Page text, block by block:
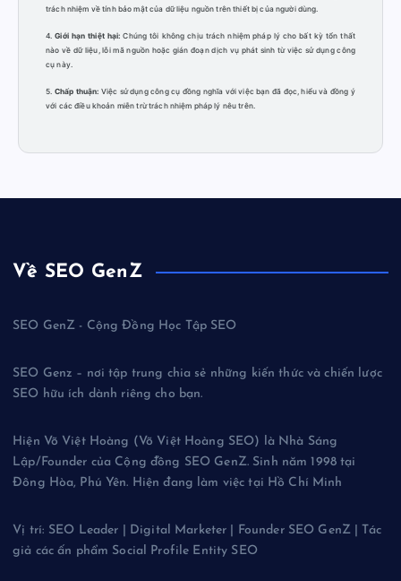
trách nhiệm về tính bảo mật của dữ liệu nguồn trên thiết bị của người dùng.
4.Giới hạn thiệt hại: Chúng tôi không chịu trách nhiệm pháp lý cho bất kỳ tổn thất
nào về dữ liệu, lỗi mã nguồn hoặc gián đoạn dịch vụ phát sinh từ việc sử dụng công
cụ này.
5. Chấp thuận: Việc sử dụng công cụ đồng nghĩa với việc bạn đã đọc, hiểu và đồng ý
với các điều khoản miễn trừ trách nhiệm pháp lý nêu trên.
Về SEO GenZ
SEO GenZ - Cộng Đồng Học Tập SEO
SEO Genz – nơi tập trung chia sẻ những kiến thức và chiến lược
SEO hữu ích dành riêng cho bạn.
Hiện Võ Việt Hoàng (Võ Việt Hoàng SEO) là Nhà Sáng
Lập/Founder của Cộng đồng SEO GenZ. Sinh năm 1998 tại
Đông Hòa, Phú Yên. Hiện đang làm việc tại Hồ Chí Minh
Vị trí: SEO Leader | Digital Marketer | Founder SEO GenZ | Tác
giả các ấn phẩm Social Profile Entity SEO